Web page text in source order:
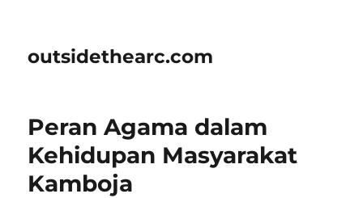
outsidethearc.com
Peran Agama dalam
Kehidupan Masyarakat
Kamboja